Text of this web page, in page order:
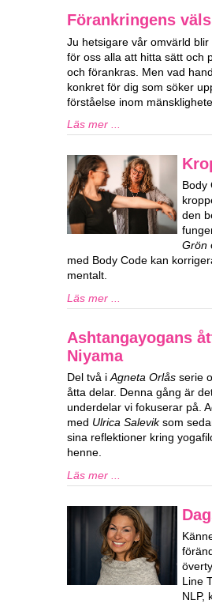
Förankringens
Ju hetsigare vår omvärld
för oss alla att hitta sätt och
och förankras. Men vad
konkret för dig som söker
förståelse inom
Läs mer ...
Body
den
Grön
med Body Code kan
mentalt.
Läs mer ...
Ashtangayogans
Niyama
Del två iAgneta Orlås serie
åtta delar. Denna gång är
underdelar vi fokuserar på.
med Ulrica Saleviksom
sina reflektioner kring
henne.
Läs mer ...
Line
NLP,